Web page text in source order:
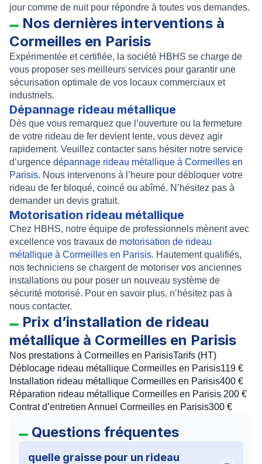
jour comme de nuit pour répondre à toutes vos demandes.
Nos dernières interventions à
Cormeilles en Parisis
Expérimentée et certifiée, la société HBHS se charge de
vous proposer ses meilleurs services pour garantir une
sécurisation optimale de vos locaux commerciaux et
industriels.
Dépannage rideau métallique
Dès que vous remarquez que l’ouverture ou la fermeture
de votre rideau de fer devient lente, vous devez agir
rapidement. Veuillez contacter sans hésiter notre service
d’urgence dépannage rideau métallique à Cormeilles en
Parisis. Nous intervenons à l’heure pour débloquer votre
rideau de fer bloqué, coincé ou abîmé. N’hésitez pas à
demander un devis gratuit.
Motorisation rideau métallique
Chez HBHS, notre équipe de professionnels mènent avec
excellence vos travaux de motorisation de rideau
métallique à Cormeilles en Parisis. Hautement qualifiés,
nos techniciens se chargent de motoriser vos anciennes
installations ou pour poser un nouveau système de
sécurité motorisé. Pour en savoir plus, n’hésitez pas à
nous contacter.
Prix d’installation de rideau
métallique à Cormeilles en Parisis
Nos prestations à Cormeilles en ParisisTarifs (HT)
Déblocage rideau métallique Cormeilles en Parisis119 €
Installation rideau métallique Cormeilles en Parisis400 €
Réparation rideau métallique Cormeilles en Parisis 200 €
Contrat d’entretien Annuel Cormeilles en Parisis300 €
Questions fréquentes
quelle graisse pour un rideau